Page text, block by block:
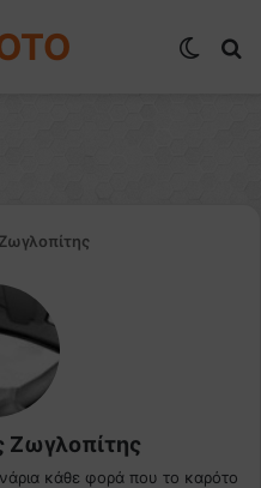
Ζωγλοπίτης
κάθε φορά που το καρότο